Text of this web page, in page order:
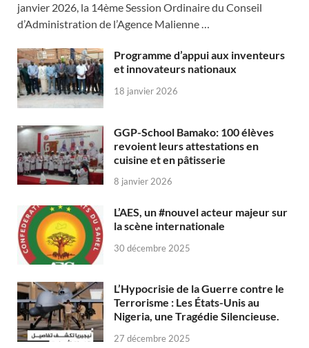
janvier 2026, la 14ème Session Ordinaire du Conseil
d’Administration de l’Agence Malienne …
Programme d’appui aux inventeurs
et innovateurs nationaux
18 janvier 2026
GGP-School Bamako: 100 élèves
revoient leurs attestations en
cuisine et en pâtisserie
8 janvier 2026
L’AES, un #nouvel acteur majeur sur
la scène internationale
30 décembre 2025
L’Hypocrisie de la Guerre contre le
Terrorisme : Les États-Unis au
Nigeria, une Tragédie Silencieuse.
27 décembre 2025